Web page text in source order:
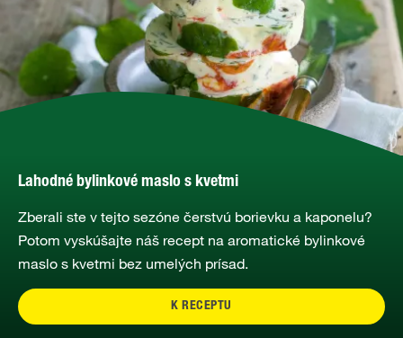
Lahodné bylinkové maslo s kvetmi
Zberali ste v tejto sezóne čerstvú borievku a kaponelu?
Potom vyskúšajte náš recept na aromatické bylinkové
maslo s kvetmi bez umelých prísad.
K RECEPTU